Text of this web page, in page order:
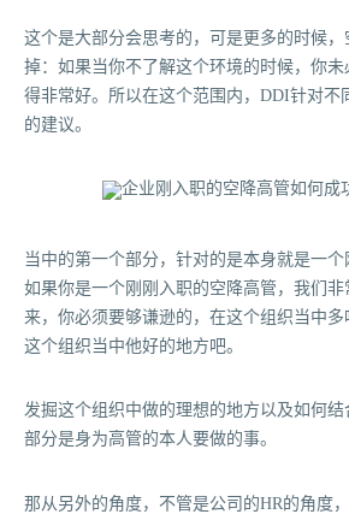
这个是大部分会思考的，可是更多的时候
掉：如果当你不了解这个环境的时候，你
得非常好。所以在这个范围内，DDI针对不
的建议。
当中的第一个部分，针对的是本身就是一
如果你是一个刚刚入职的空降高管，我们
来，你必须要够谦逊的，在这个组织当中
这个组织当中他好的地方吧。
发掘这个组织中做的理想的地方以及如何
部分是身为高管的本人要做的事。
那从另外的角度，不管是公司的HR的角度